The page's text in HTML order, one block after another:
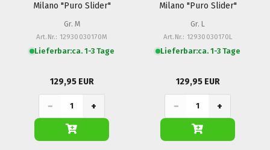
Milano "Puro Slider"
Gr. M
Art.Nr.: 12930030170M
Lieferbar:ca. 1-3 Tage
129,95 EUR
− +
Milano "Puro Slider"
Gr. L
Art.Nr.: 12930030170L
Lieferbar:ca. 1-3 Tage
129,95 EUR
− +